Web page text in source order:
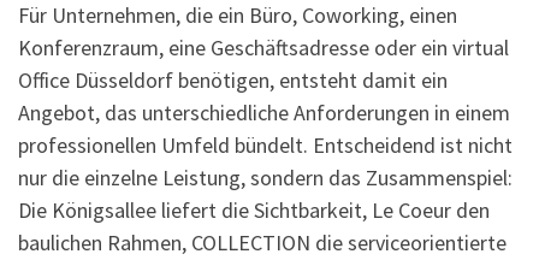
Für Unternehmen, die ein Büro, Coworking, einen
Konferenzraum, eine Geschäftsadresse oder ein virtual
Office Düsseldorf benötigen, entsteht damit ein
Angebot, das unterschiedliche Anforderungen in einem
professionellen Umfeld bündelt. Entscheidend ist nicht
nur die einzelne Leistung, sondern das Zusammenspiel:
Die Königsallee liefert die Sichtbarkeit, Le Coeur den
baulichen Rahmen, COLLECTION die serviceorientierte